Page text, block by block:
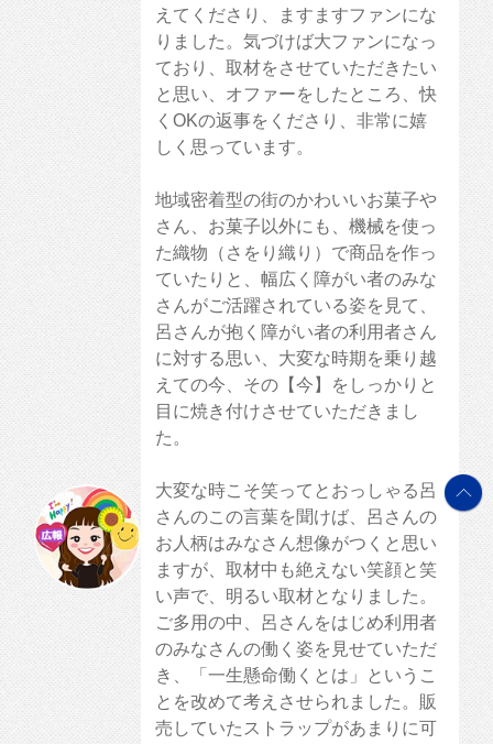
えてくださり、ますますファンにな
りました。気づけば大ファンになっ
ており、取材をさせていただきたい
と思い、オファーをしたところ、快
くOKの返事をくださり、非常に嬉
しく思っています。
地域密着型の街のかわいいお菓子や
さん、お菓子以外にも、機械を使っ
た織物（さをり織り）で商品を作っ
ていたりと、幅広く障がい者のみな
さんがご活躍されている姿を見て、
呂さんが抱く障がい者の利用者さん
に対する思い、大変な時期を乗り越
えての今、その【今】をしっかりと
目に焼き付けさせていただきまし
た。
大変な時こそ笑ってとおっしゃる呂
さんのこの言葉を聞けば、呂さんの
お人柄はみなさん想像がつくと思い
ますが、取材中も絶えない笑顔と笑
い声で、明るい取材となりました。
ご多用の中、呂さんをはじめ利用者
のみなさんの働く姿を見せていただ
き、「一生懸命働くとは」というこ
とを改めて考えさせられました。販
売していたストラップがあまりに可